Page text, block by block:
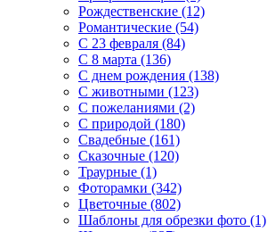
Рождественские (12)
Романтические (54)
С 23 февраля (84)
С 8 марта (136)
С днем рождения (138)
С животными (123)
С пожеланиями (2)
С природой (180)
Свадебные (161)
Сказочные (120)
Траурные (1)
Фоторамки (342)
Цветочные (802)
Шаблоны для обрезки фото (1)